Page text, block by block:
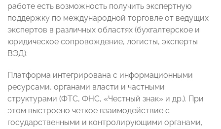
работе есть возможность получить экспертную
поддержку по международной торговле от ведущих
экспертов в различных областях (бухгалтерское и
юридическое сопровождение, логисты, эксперты
ВЭД).
Платформа интегрирована с информационными
ресурсами, органами власти и частными
структурами (ФТС, ФНС, «Честный знак» и др.). При
этом выстроено четкое взаимодействие с
государственными и контролирующими органами,